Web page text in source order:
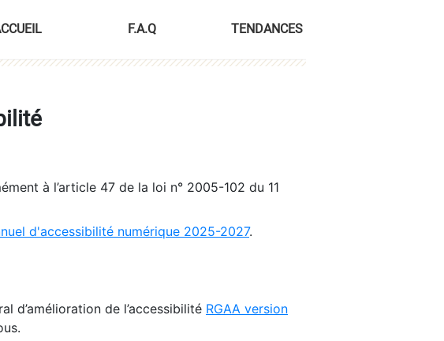
F.A.Q TENDANCES
à l’article 47 de la loi n° 2005-102 du 11
d'accessibilité numérique 2025-2027.
d’amélioration de l’accessibilité RGAA version